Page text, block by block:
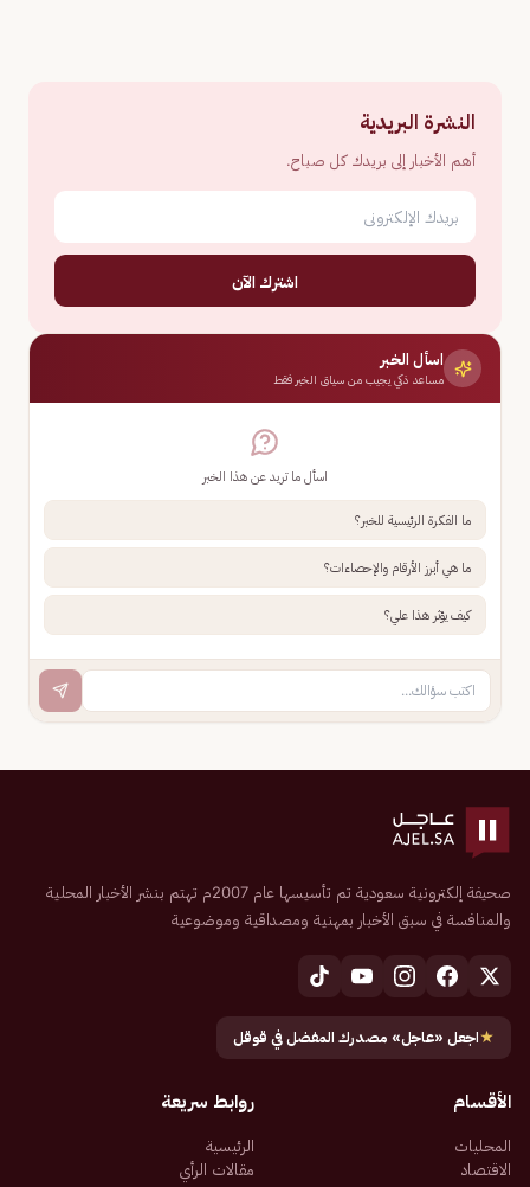
النشرة البريدية
أهم الأخبار إلى بريدك كل صباح.
اشترك الآن
اسأل الخبر
مساعد ذكي يجيب من سياق الخبر فقط
اسأل ما تريد عن هذا الخبر
ما الفكرة الرئيسية للخبر؟
ما هي أبرز الأرقام والإحصاءات؟
كيف يؤثر هذا علي؟
صحيفة إلكترونية سعودية تم تأسيسها عام 2007م تهتم بنشر الأخبار المحلية
والمنافسة في سبق الأخبار بمهنية ومصداقية وموضوعية
★اجعل «عاجل» مصدرك المفضل في قوقل
الأقسام
المحليات
الاقتصاد
روابط سريعة
الرئيسية
مقالات الرأي